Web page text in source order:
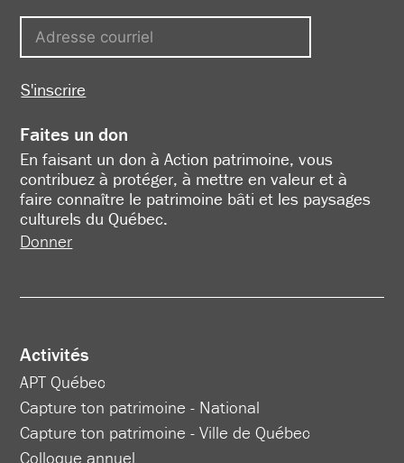
S'inscrire
Faites un don
En faisant un don à Action patrimoine, vous
contribuez à protéger, à mettre en valeur et à
faire connaître le patrimoine bâti et les paysages
culturels du Québec.
Donner
Activités
APT Québec
Capture ton patrimoine - National
Capture ton patrimoine - Ville de Québec
Colloque annuel